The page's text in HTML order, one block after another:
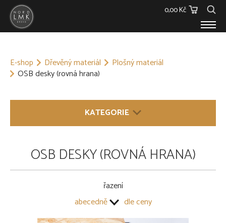
0,00 Kč
Polykarbonáty
Ostatní
O NÁS
KONTAKT
E-shop Dřevěný materiál
Plošný materiál
OSB desky (rovná hrana)
KATEGORIE
Hranoly
Fošny a prkna
OSB DESKY (ROVNÁ HRANA)
řazení
abecedně
dle ceny